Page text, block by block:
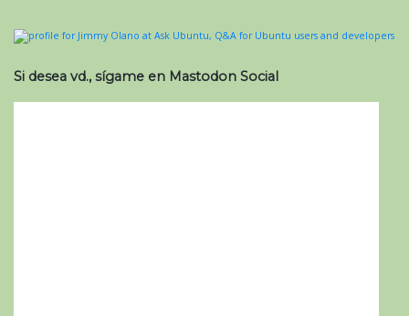
Si desea vd., sígame en Mastodon Social